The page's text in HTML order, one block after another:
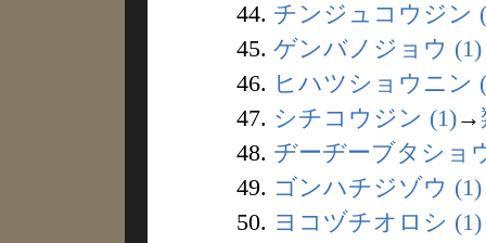
44. チンジュコウジン
45. ゲンバノジョウ (1)
46. ヒハツショウニン
47. シチコウジン (1)→
48. ヂーヂーブタショ
49. ゴンハチジゾウ (1)
50. ヨコヅチオロシ (1)